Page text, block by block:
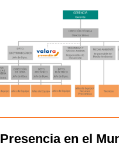
Presencia en el